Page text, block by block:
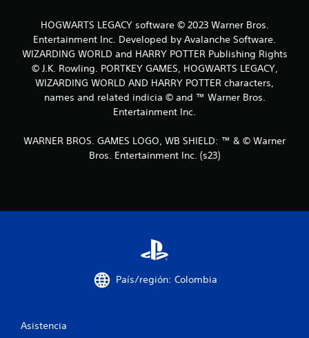
l
a
s
n
t
HOGWARTS LEGACY software © 2023 Warner Bros.
Entertainment Inc. Developed by Avalanche Software.
WIZARDING WORLD and HARRY POTTER Publishing Rights
© J.K. Rowling. PORTKEY GAMES, HOGWARTS LEGACY,
WIZARDING WORLD AND HARRY POTTER characters,
names and related indicia © and ™ Warner Bros.
Entertainment Inc.
WARNER BROS. GAMES LOGO, WB SHIELD: ™ & © Warner
Bros. Entertainment Inc. (s23)
País/región: Colombia
Asistencia